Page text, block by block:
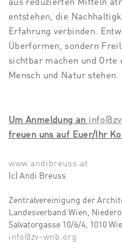
aus reduzierten Mitteln
entstehen, die
Erfahrung verbinden.
Überformen, sondern
sichtbar machen und
Mensch und Natur stehen.
Um Anmeldung an
freuen uns auf Euer/Ihr
www.andibreuss.at
(c) Andi Breuss
Zentralvereinigung der
Landesverband Wien,
Salvatorgasse 10/6/4, 1010
info@zv-wnb.org